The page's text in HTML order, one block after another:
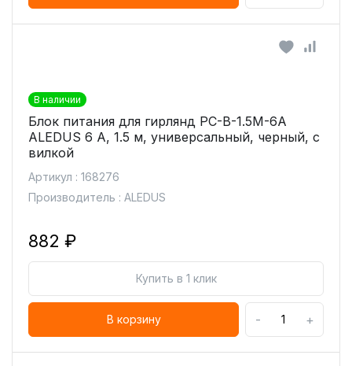
В наличии
Блок питания для гирлянд PC-B-1.5M-6A
ALEDUS 6 А, 1.5 м, универсальный, черный, с
вилкой
Артикул : 168276
Производитель : ALEDUS
882 ₽
Купить в 1 клик
В корзину - +